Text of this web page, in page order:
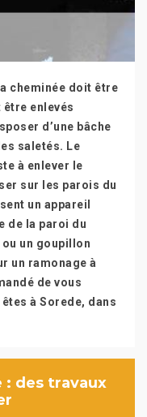
cheminée doit être
enlevés
d’une bâche
saletés. Le
à enlever le
sur les parois du
un appareil
de la paroi du
un goupillon
un ramonage à
de vous
à Sorede, dans
: des travaux